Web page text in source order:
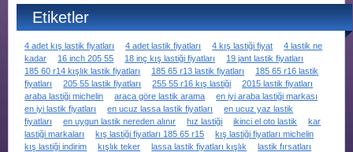
Etiketler
4 adet kış lastik fiyatları 4 adet lastik fiyatları 4 kış lastiği fiyat
4 lastik ne
kadar
16 inch 205 55 18 inç kış lastiği fiyatları
19 jant lastik fiyatları
185 60 r14 kışlık lastik fiyatları
185 65 r13 lastik fiyatları
185 65 r16 lastik
fiyatları
205 55 lastik fiyatları 255 55 r16 kış lastiği
2015 lastik fiyatları
araba lastiği michelin
araca göre lastik arama
en iyi araba lastiği markası
en iyi lastik fiyatları
en ucuz lassa lastik fiyatları
en ucuz yaz lastik
fiyatları
en uygun lastik nereden alınır hız lastiği ikinci el oto lastik
kar
lastiği markaları
kış lastiği fiyatları 185 65 r15
kış lastiği fiyatları michelin
kış lastiği indirim
kışlık teker lassa lastik fiyatları kışlık
lastik fırsatları